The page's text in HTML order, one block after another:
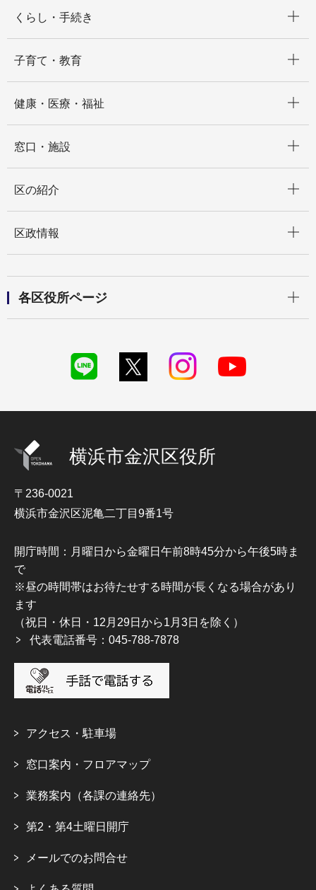
くらし・手続き
子育て・教育
健康・医療・福祉
窓口・施設
区の紹介
区政情報
各区役所ページ
横浜市金沢区役所
〒236-0021
横浜市金沢区泥亀二丁目9番1号
開庁時間：月曜日から金曜日午前8時45分から午後5時ま
で
※昼の時間帯はお待たせする時間が長くなる場合があり
ます
（祝日・休日・12月29日から1月3日を除く）
代表電話番号：045-788-7878
アクセス・駐車場
窓口案内・フロアマップ
業務案内（各課の連絡先）
第2・第4土曜日開庁
メールでのお問合せ